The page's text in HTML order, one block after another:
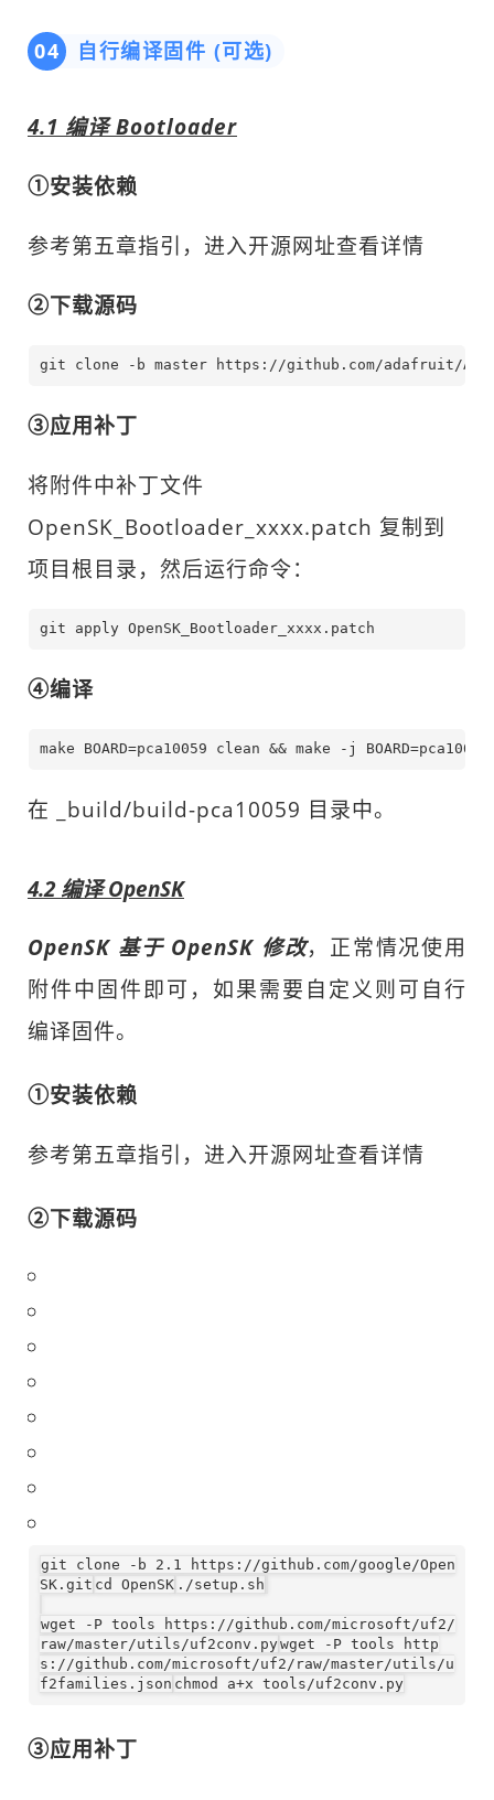
04 自行编译固件 (可选)
4.1 编译 Bootloader
①安装依赖
参考第五章指引，进入开源网址查看详情
②下载源码
git clone -b master https://github.com/adafruit/
③应用补丁
将附件中补丁文件
OpenSK_Bootloader_xxxx.patch 复制到
项目根目录，然后运行命令：
git apply OpenSK_Bootloader_xxxx.patch
④编译
make BOARD=pca10059 clean && make -j
在 _build/build-pca10059 目录中。
4.2 编译 OpenSK
OpenSK 基于 OpenSK 修改，正常情况使用
附件中固件即可，如果需要自定义则可自行
编译固件。
①安装依赖
参考第五章指引，进入开源网址查看详情
②下载源码
git
clone -b 2.1 https://github.com/google/Open
SK.git cd OpenSK ./setup.sh
wget
-P tools https://github.com/microsoft/uf2/
raw/master/utils/uf2conv.pywget
-P tools http
s://github.com/microsoft/uf2/raw/master/utils/u
f2families.json chmod a+x tools/uf2conv.py
③应用补丁